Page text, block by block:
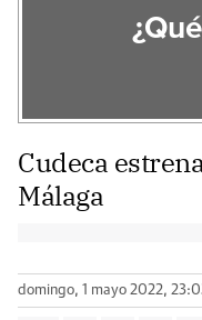
Cudeca
Málaga
domingo, 1 mayo 2022,